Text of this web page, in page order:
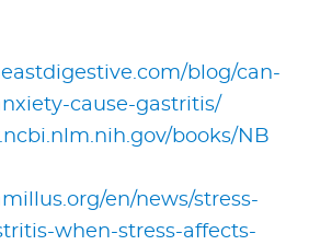
blog/can-
cause-gastritis/
books/NB
en/news/stress-
when-stress-affects-